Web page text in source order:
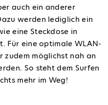
auch ein anderer
werden lediglich ein
eine Steckdose in
Für eine optimale WLAN-
zudem möglichst nah an
So steht dem Surfen
mehr im Weg!